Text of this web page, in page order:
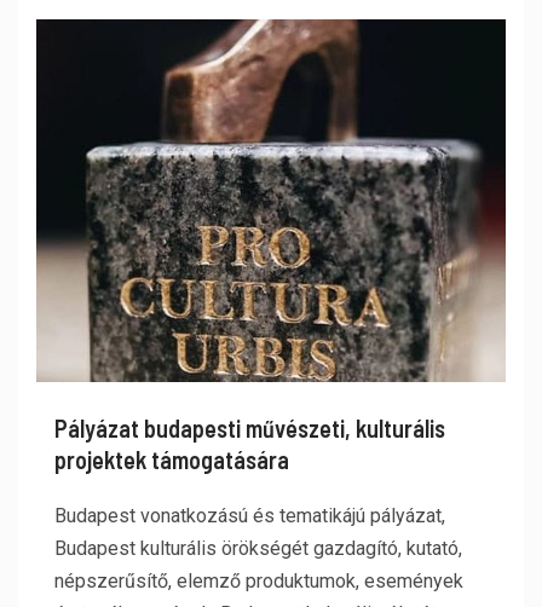
Pályázat budapesti művészeti, kulturális
projektek támogatására
Budapest vonatkozású és tematikájú pályázat,
Budapest kulturális örökségét gazdagító, kutató,
népszerűsítő, elemző produktumok, események